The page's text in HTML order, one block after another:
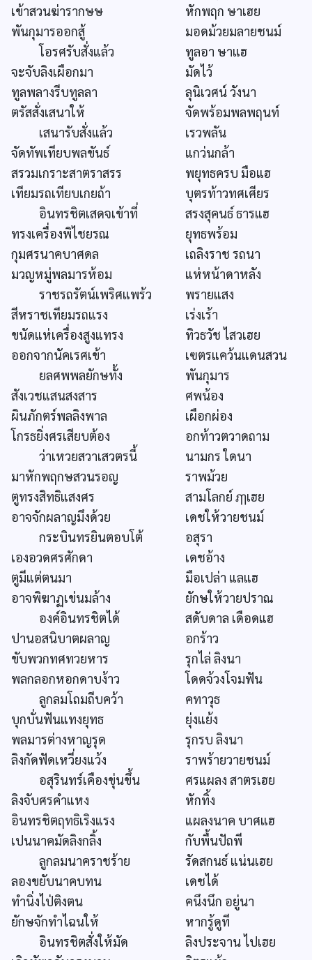
เข้าสวนฆ่ารากษษ
หักพฤก ษาเฮย
พันกุมารออกสู้
มอดม้วยมลายชนม์
โอรศรับสั่งแล้ว
ทูลอา ษาแฮ
จะจับลิงเผือกมา
มัดไว้
ทูลพลางรีบทูลลา
ลุนิเวศน์ วังนา
ตรัสสั่งเสนาให้
จัดพร้อมพลพฤนท์
เสนารับสั่งแล้ว
เรวพลัน
จัดทัพเทียบพลขันธ์
แกว่นกล้า
สรวมเกราะสาตราสรร
พยุทธครบ มือแฮ
เทียมรถเทียบเกยถ้า
บุตรท้าวทศเศียร
อินทรชิตเสดจเข้าที่
สรงสุคนธ์ ธารแฮ
ทรงเครื่องพิไชยรณ
ยุทธพร้อม
กุมศรนาคบาศดล
เถลิงราช รถนา
มวญหมู่พลมารห้อม
แห่หน้าดาหลัง
ราชรถรัตน์เพริศแพร้ว
พรายแสง
สีหราชเทียมรถแรง
เร่งเร้า
ขนัดแห่เครื่องสูงแทรง
ทิวธวัช ไสวเฮย
ออกจากนัคเรศเข้า
เฃตรแคว้นแดนสวน
ยลศพพลยักษทั้ง
พันกุมาร
สังเวชแสนสงสาร
ศพน้อง
ผินภักตร์พลลิงพาล
เผือกผ่อง
โกรธยิ่งศรเสียบต้อง
อกท้าวตวาดถาม
ว่าเหวยสวาเสวตรนี้
นามกร ใดนา
มาหักพฤกษสวนรอญ
ราพม้วย
ตูทรงสิทธิแสงศร
สามโลกย์ ฦๅเฮย
อาจจักผลาญมึงด้วย
เดชให้วายชนม์
กระบินทรยินตอบโต้
อสุรา
เองอวดศรศักดา
เดชอ้าง
ตูมีแต่ตนมา
มือเปล่า แลแฮ
อาจพิฆาฏเข่นมล้าง
ยักษให้วายปราณ
องค์อินทรชิตได้
สดับดาล เดือดแฮ
ปานอสนิบาตผลาญ
อกร้าว
ขับพวกทศทวยหาร
รุกไล่ ลิงนา
พลกลอกหอกดาบง้าว
โดดจ้วงโจมฟัน
ลูกลมโถมถีบคว้า
คทาวุธ
บุกบั่นฟันแทงยุทธ
ยุ่งแย้ง
พลมารต่างหาญรุด
รุกรบ ลิงนา
ลิงกัดฟัดเหวี่ยงแว้ง
ราพร้ายวายชนม์
อสุรินทร์เคืองขุ่นขึ้น
ศรแผลง สาตรเฮย
ลิงจับศรคำแหง
หักทิ้ง
อินทรชิตฤทธิเริงแรง
แผลงนาค บาศแฮ
เปนนาคมัดลิงกลิ้ง
กับพื้นปัถพี
ลูกลมนาคราชร้าย
รัดสกนธ์ แน่นเฮย
ลองขยับนาคบทน
เดชได้
ทำนิ่งไป่ติงตน
คนึงนึก อยู่นา
ยักษจักทำไฉนให้
หากรู้ดูที
อินทรชิตสั่งให้มัด
ลิงประจาน ไปเฮย